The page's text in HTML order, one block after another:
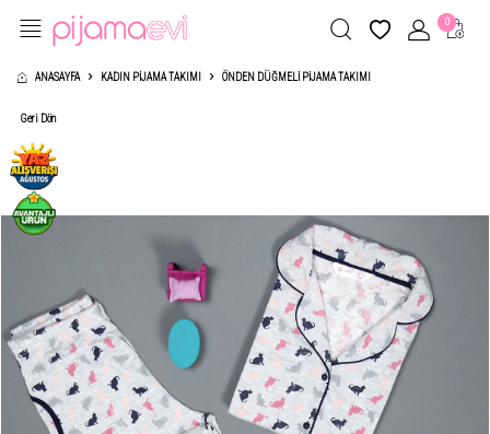
0
ANASAYFA KADIN PIJAMA TAKIMI ÖNDEN DÜĞMELI PIJAMA TAKIMI
Geri Dön